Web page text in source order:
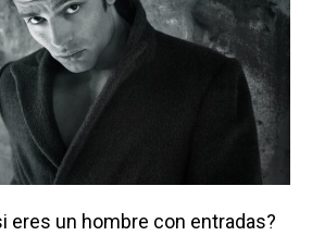
eres un hombre con entradas?